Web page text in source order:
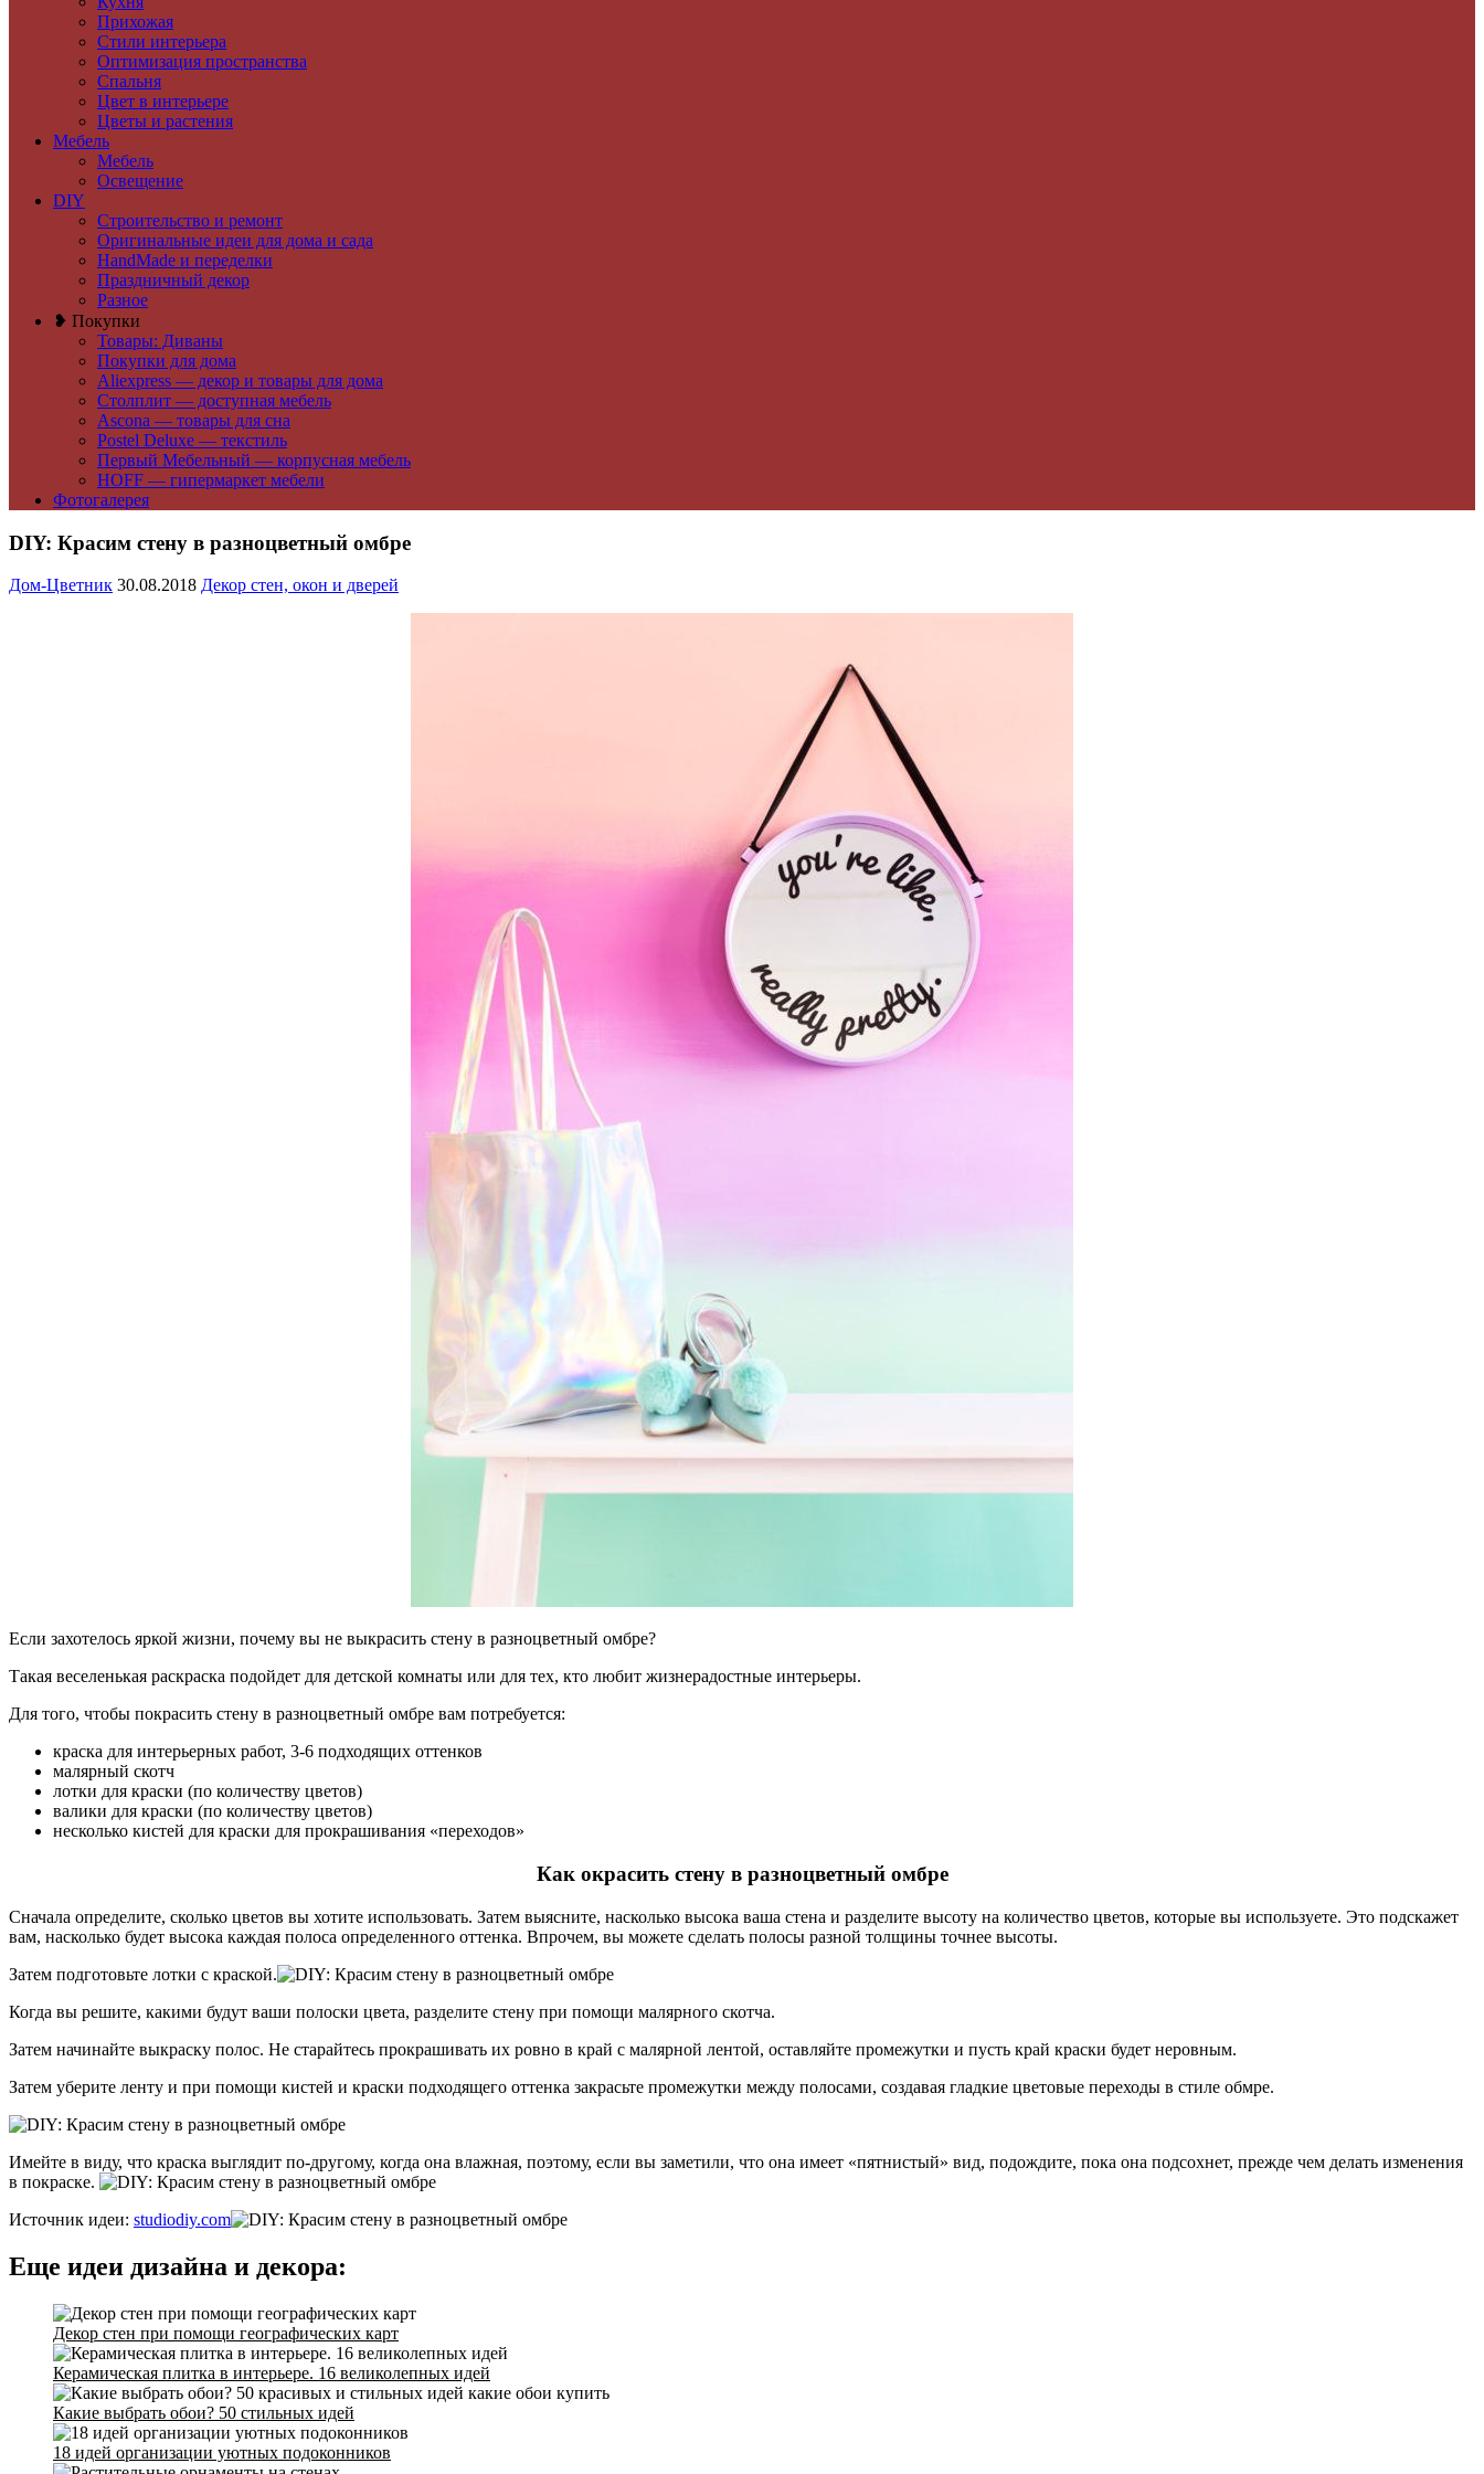
Прихожая
Стили интерьера
Оптимизация пространства
Спальня
Цвет в интерьере
Цветы и растения
Мебель
Мебель
Освещение
DIY
Строительство и ремонт
Оригинальные идеи для дома и сада
HandMade и переделки
Праздничный декор
Разное
❥ Покупки
Товары: Диваны
Покупки для дома
Aliexpress — декор и товары для дома
Столплит — доступная мебель
Ascona — товары для сна
Postel Deluxe — текстиль
Первый Мебельный — корпусная мебель
HOFF — гипермаркет мебели
Фотогалерея
DIY: Красим стену в разноцветный омбре
Дом-Цветник 30.08.2018 Декор стен, окон и дверей
Если захотелось яркой жизни, почему вы не выкрасить стену в разноцветный омбре?
Такая веселенькая раскраска подойдет для детской комнаты или для тех, кто любит жизнерадостные интерьеры.
Для того, чтобы покрасить стену в разноцветный омбре вам потребуется:
краска для интерьерных работ, 3-6 подходящих оттенков
малярный скотч
лотки для краски (по количеству цветов)
валики для краски (по количеству цветов)
несколько кистей для краски для прокрашивания «переходов»
Как окрасить стену в разноцветный омбре
Сначала определите, сколько цветов вы хотите использовать. Затем выясните, насколько высока ваша стена и разделите высоту на количество цветов, которые вы используете. Это подскажет
вам, насколько будет высока каждая полоса определенного оттенка. Впрочем, вы можете сделать полосы разной толщины точнее высоты.
Затем подготовьте лотки с краской.
Когда вы решите, какими будут ваши полоски цвета, разделите стену при помощи малярного скотча.
Затем начинайте выкраску полос. Не старайтесь прокрашивать их ровно в край с малярной лентой, оставляйте промежутки и пусть край краски будет неровным.
Затем уберите ленту и при помощи кистей и краски подходящего оттенка закрасьте промежутки между полосами, создавая гладкие цветовые переходы в стиле обмре.
Имейте в виду, что краска выглядит по-другому, когда она влажная, поэтому, если вы заметили, что она имеет «пятнистый» вид, подождите, пока она подсохнет, прежде чем делать изменения
в покраске.
Источник идеи: studiodiy.com
Еще идеи дизайна и декора:
Декор стен при помощи географических карт
Керамическая плитка в интерьере. 16 великолепных идей
Какие выбрать обои? 50 стильных идей
18 идей организации уютных подоконников